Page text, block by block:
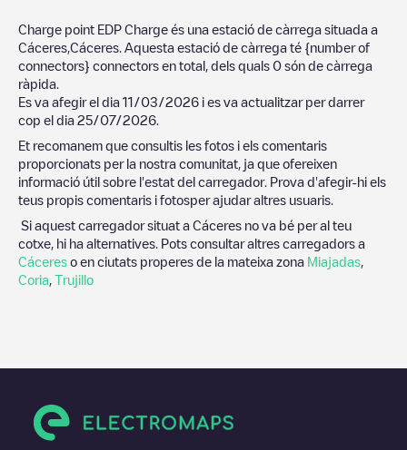
Charge point EDP Charge és una estació de càrrega situada a
Cáceres Cáceres . Aquesta estació de càrrega té {number of
connectors} connectors en total, dels quals 0 són de càrrega
ràpida.
Es va afegir el dia 11/03/2026 i es va actualitzar per darrer
cop el dia 25/07/2026
Et recomanem que consultis les fotos i els comentaris
proporcionats per la nostra comunitat, ja que ofereixen
informació útil sobre l'estat del carregador. Prova d'afegir-hi els
teus propis comentaris i fotosper ajudar altres usuaris.
Si aquest carregador situat a Cáceres no va bé per al teu
cotxe, hi ha alternatives. Pots consultar altres carregadors a
Cáceres o en ciutats properes de la mateixa zona Miajadas
Coria Trujillo